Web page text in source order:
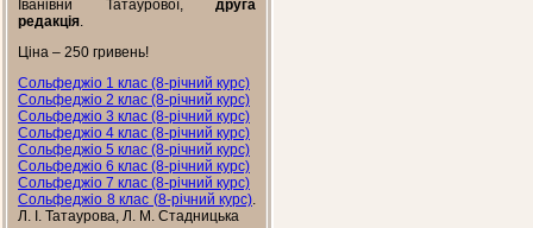
Іванівни Татаурової, друга
редакція.
Ціна – 250 гривень!
Сольфеджіо 1 клас (8-річний курс)
Сольфеджіо 2 клас (8-річний курс)
Сольфеджіо 3 клас (8-річний курс)
Сольфеджіо 4 клас (8-річний курс)
Сольфеджіо 5 клас (8-річний курс)
Сольфеджіо 6 клас (8-річний курс)
Сольфеджіо 7 клас (8-річний курс)
Сольфеджіо 8 клас (8-річний курс).
Л. І. Татаурова, Л. М. Стадницька